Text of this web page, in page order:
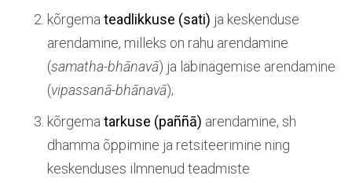
kõrgema teadlikkuse (sati) ja keskenduse
arendamine, milleks on rahu arendamine
(samatha-bhānavā) ja läbinägemise arendamine
(vipassanā-bhānavā);
kõrgema tarkuse (paññā) arendamine, sh
dhamma õppimine ja retsiteerimine ning
keskenduses ilmnenud teadmiste